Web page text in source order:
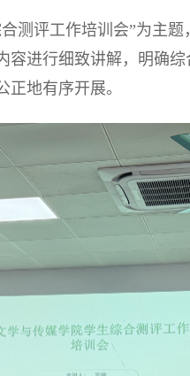
测评工作培训会”为主
容进行细致讲解，明确
正地有序开展。